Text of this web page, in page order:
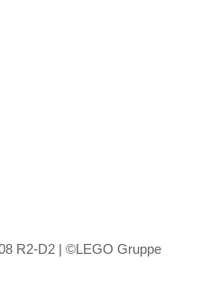
R2-D2 | ©LEGO Gruppe